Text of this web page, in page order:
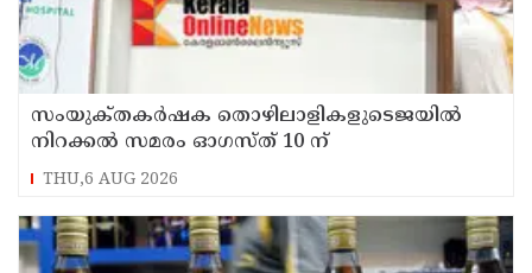
സംയുക്‌തകർഷക തൊഴിലാളികളുടെജയിൽ
നിറക്കൽ സമരം ഓഗസ്ത് 10 ന്
THU,6 AUG 2026